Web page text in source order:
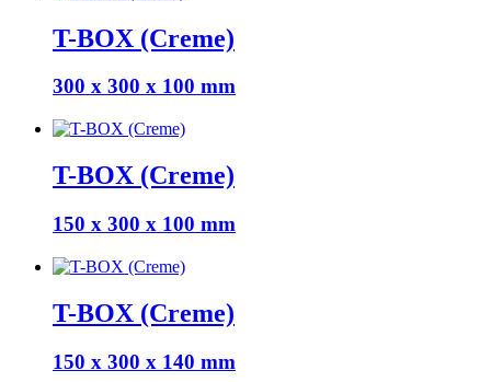
T-BOX (Creme)
300 x 300 x 100 mm
T-BOX (Creme)
150 x 300 x 100 mm
T-BOX (Creme)
150 x 300 x 140 mm